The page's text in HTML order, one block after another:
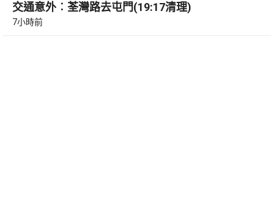
交通意外︰荃灣路去屯門(19:17清理)
7小時前